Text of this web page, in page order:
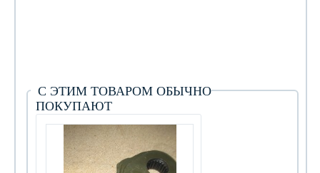
С ЭТИМ ТОВАРОМ ОБЫЧНО
ПОКУПАЮТ